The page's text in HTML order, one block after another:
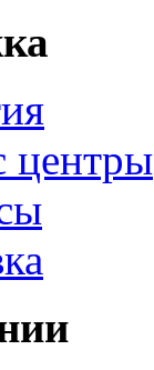
центры